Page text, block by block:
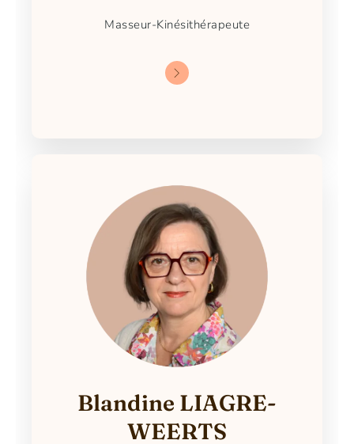
Masseur-Kinésithérapeute
Blandine LIAGRE-
WEERTS